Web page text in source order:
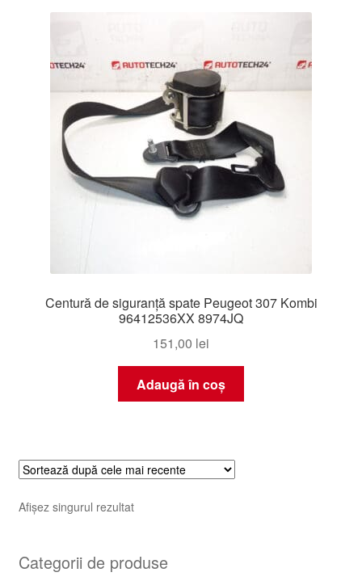
Finalizare comandă
Livrare în toată lumea
Plângere
Termeni si conditii
Centură de siguranță spate Peugeot 307 Kombi
96412536XX 8974JQ
151,00 lei
Adaugă în coș
Afișez singurul rezultat
Categorii de produse